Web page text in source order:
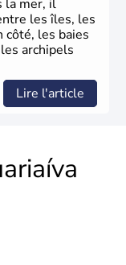
la mer, il
les îles, les
côté, les baies
archipels
Lire l'article